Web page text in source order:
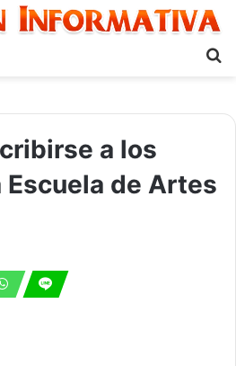
a los
Escuela de Artes